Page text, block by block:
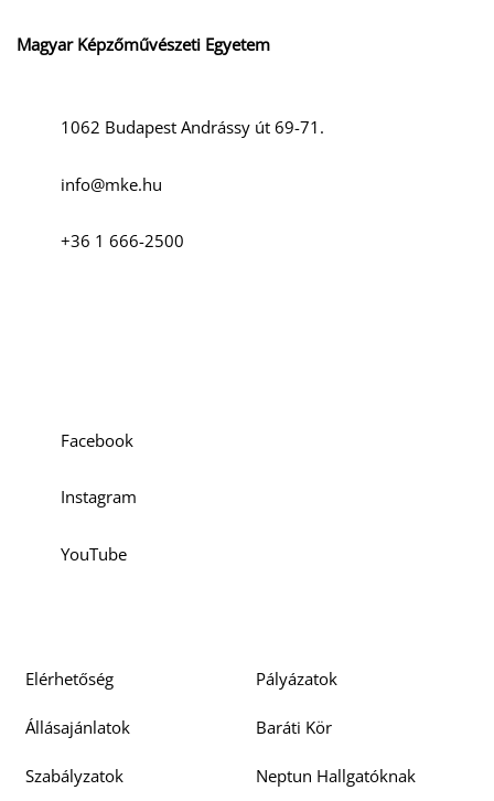
Magyar Képzőművészeti Egyetem
1062 Budapest Andrássy út 69-71.
info@mke.hu
+36 1 666-2500
Facebook
Instagram
YouTube
Elérhetőség Pályázatok
Állásajánlatok Baráti Kör
Szabályzatok Neptun Hallgatóknak